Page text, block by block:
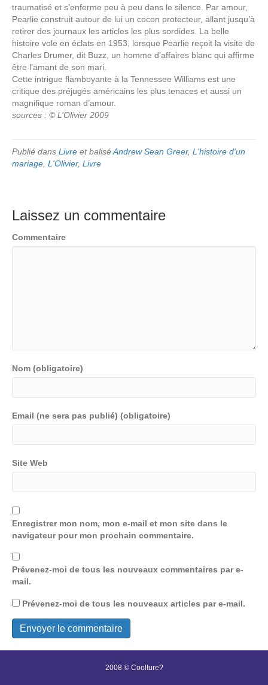
traumatisé et s’enferme peu à peu dans le silence. Par amour,
Pearlie construit autour de lui un cocon protecteur, allant jusqu’à
retirer des journaux les articles les plus sordides. La belle
histoire vole en éclats en 1953, lorsque Pearlie reçoit la visite de
Charles Drumer, dit Buzz, un homme d’affaires blanc qui affirme
être l’amant de son mari.
Cette intrigue flamboyante à la Tennessee Williams est une
critique des préjugés américains les plus tenaces et aussi un
magnifique roman d’amour.
sources : © L’Olivier 2009
Publié dans Livre et baliséAndrew Sean Greer, L'histoire d'un
mariage L'Olivier, Livre
Laissez un commentaire
Commentaire
Nom (obligatoire)
Email (ne sera pas publié) (obligatoire)
Site Web
Enregistrer mon nom, mon e-mail et mon site dans le
navigateur pour mon prochain commentaire.
Prévenez-moi de tous les nouveaux commentaires par e-
mail.
Prévenez-moi de tous les nouveaux articles par e-mail.
2008 © Coolture?